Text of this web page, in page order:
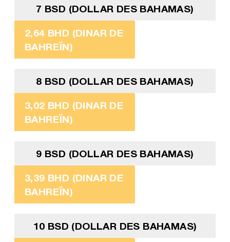
7 BSD (DOLLAR DES BAHAMAS)
2,64 BHD (DINAR DE
BAHREÏN)
8 BSD (DOLLAR DES BAHAMAS)
3,02 BHD (DINAR DE
BAHREÏN)
9 BSD (DOLLAR DES BAHAMAS)
3,39 BHD (DINAR DE
BAHREÏN)
10 BSD (DOLLAR DES BAHAMAS)